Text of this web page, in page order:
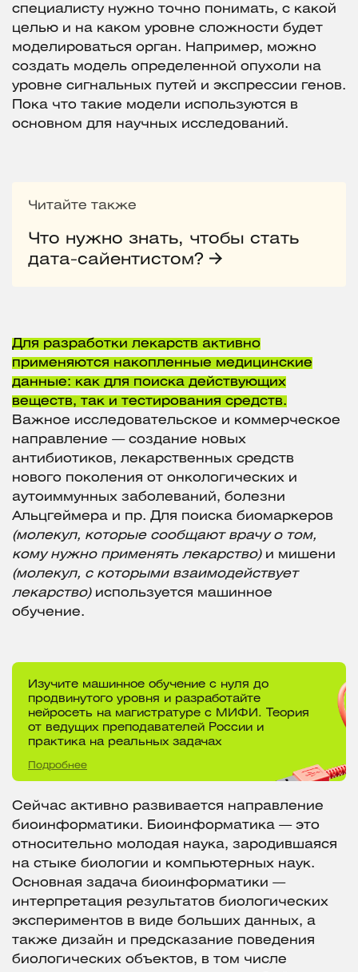
специалисту нужно точно понимать, с какой
целью и на каком уровне сложности будет
моделироваться орган. Например, можно
создать модель определенной опухоли на
уровне сигнальных путей и экспрессии генов.
Пока что такие модели используются в
основном для научных исследований.
Читайте также
Что нужно знать, чтобы стать
дата-сайентистом?
Для разработки лекарств активно
применяются накопленные медицинские
данные: как для поиска действующих
веществ, так и тестирования средств.
Важное исследовательское и коммерческое
направление — создание новых
антибиотиков, лекарственных средств
нового поколения от онкологических и
аутоиммунных заболеваний, болезни
Альцгеймера и пр. Для поиска биомаркеров
(молекул, которые сообщают врачу о том,
кому нужно применять лекарство) и мишени
(молекул, с которыми взаимодействует
лекарство)используется машинное
обучение.
Изучите машинное обучение с нуля до
продвинутого уровня и разработайте
нейросеть на магистратуре с МИФИ. Теория
от ведущих преподавателей России и
практика на реальных задачах
Подробнее
Сейчас активно развивается направление
биоинформатики. Биоинформатика — это
относительно молодая наука, зародившаяся
на стыке биологии и компьютерных наук.
Основная задача биоинформатики —
интерпретация результатов биологических
экспериментов в виде больших данных, а
также дизайн и предсказание поведения
биологических объектов, в том числе